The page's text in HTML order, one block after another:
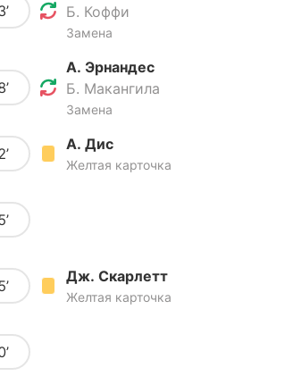
Б. Коффи
Замена
А. Эрнандес
Б. Макангила
Замена
А. Дис
Желтая карточка
Дж. Скарлетт
Желтая карточка